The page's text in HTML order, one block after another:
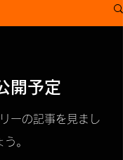
開予定
ーの記事を見まし
う。